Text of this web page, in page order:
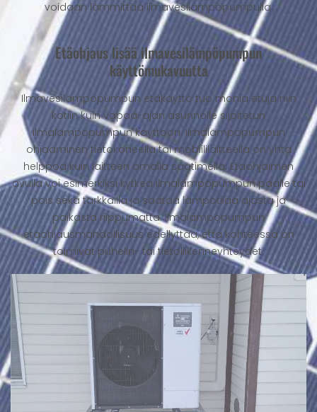
voidaan lämmittää ilmavesilämpöpumpulla.
Etäohjaus lisää ilmavesilämpöpumpun
käyttömukavuutta
Ilmavesilämpöpumpun etäkäyttö tuo monia etuja niin
kotiin kuin vapaa-ajan asunnolle sijoitetun
ilmalämpöpumpun käyttöön. Ilmalämpöpumpun
ohjaaminen tietokoneella tai mobiililaitteella on yhtä
helppoa kuin laitteen omalla säätimellä. Etäohjaimen
avulla voi esimerkiksi kytkeä ilmalämpöpumpun päälle tai
pois sekä tarkkailla ja säätää lämpötilaa ajasta ja
paikasta riippumatta. Ilmalämpöpumpun
etäohjausmahdollisuus edellyttää, että kohteessa on
toimivat puhelin- tai tietoliikenneyhteydet.